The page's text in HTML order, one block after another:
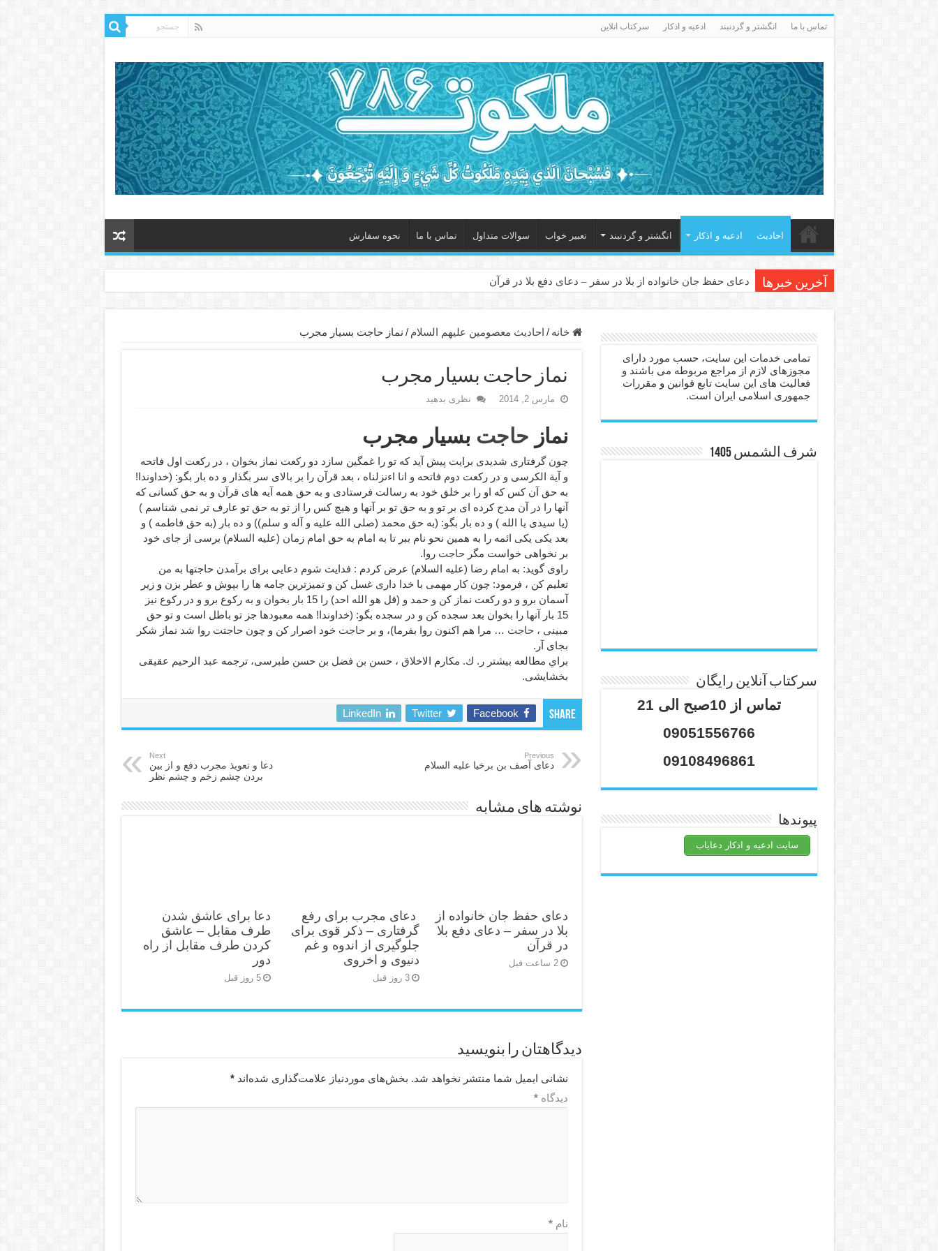
تماس با ما انگشتر و گردنبند ادعيه و اذكار سرکتاب انلاین
احاديث ادعيه و اذكار انگشتر و گردنبند تعبیر خواب سوالات متداول تماس با ما نحوه سفارش
آخرین خبرها دعای حفظ جان خانواده از بلا در سفر – دعای دفع بلا در قرآن
دعا برای عاشق شدن طرف مقابل – عاشق کردن طرف مقابل از راه دور
دعای حفظ جان عزیزان از بلا در سفر – دعا برای رفع حوادث بد روزانه
انواع ذکرهای الهی و خواص آن – مجرب ترین ذکرها برای برآوردن حاجات
دعای روزی و رفع فقر – دعای مجرب برای گشایش مالی و برکت در کار
دعای قوی برای حاجات دنیا و آخرت – حاجت روایی و رفع مشکلات
ختم سوره تکاثر برای جذب ثروت – خواص و برکات سوره تکاثر
دعا قدرت و توانمندی – دعا برای افزایش انرژی بدن و قدرت بازو
دعای ابودردا برای در امان ماندن از بلا – دعای ایمنی از سوختن
خانه / احاديث معصومين عليهم السلام / نماز حاجت بسيار مجرب
نماز حاجت بسيار مجرب
مارس 2, 2014 نظری بدهید
نماز حاجت بسيار مجرب
چون گرفتارى شديدى برايت پيش آيد كه تو را غمگين سازد دو ركعت نماز بخوان ، در ركعت اول فاتحه
و آية الكرسى و در ركعت دوم فاتحه و انا اءنزلناه ، بعد قرآن را بر بالاى سر بگذار و ده بار بگو: (خداوندا!
به حق آن كس كه او را بر خلق خود به رسالت فرستادى و به حق همه آيه هاى قرآن و به حق كسانى كه
آنها را در آن مدح كرده اى بر تو و به حق تو بر آنها و هيچ كس را از تو به حق تو عارف تر نمى شناسم )
(يا سيدى يا الله ) و ده بار بگو: (به حق محمد (صلى الله عليه و آله و سلم)) و ده بار (به حق فاطمه ) و
بعد يكى يكى ائمه را به همين نحو نام ببر تا به امام به حق امام زمان (عليه السلام) برسى از جاى خود
بر نخواهى خواست مگر حاجت روا.
راوى گويد: به امام رضا (عليه السلام) عرض كردم : فدايت شوم دعايى براى برآمدن حاجتها به من
تعليم كن ، فرمود: چون كار مهمى با خدا دارى غسل كن و تميزترين جامه ها را بپوش و عطر بزن و زير
آسمان برو و دو ركعت نماز كن و حمد و (قل هو الله احد) را 15 بار بخوان و به ركوع برو و در ركوع نيز
15 بار آنها را بخوان بعد سجده كن و در سجده بگو: (خداوندا! همه معبودها جز تو باطل است و تو حق
مبينى ، حاجت … مرا هم اكنون روا بفرما)، و بر حاجت خود اصرار كن و چون حاجتت روا شد نماز شكر
بجاى آر.
براي مطالعه بيشتر ر. ك. مكارم الاخلاق ، حسن بن فضل بن حسن طبرسى، ترجمه عبد الرحيم عقيقى
بخشايشى.
Share
Facebook
Twitter
LinkedIn
Previous
دعاى آصف بن برخيا عليه السلام‏
Next
دعا و تعويذ مجرب دفع و از بين
بردن چشم زخم و چشم نظر
نوشته های مشابه
دعای حفظ جان خانواده از
بلا در سفر – دعای دفع بلا
در قرآن
2 ساعت قبل
دعای مجرب برای رفع
گرفتاری – ذکر قوی برای
جلوگیری از اندوه و غم
دنیوی و اخروی
3 روز قبل
دعا برای عاشق شدن
طرف مقابل – عاشق
کردن طرف مقابل از راه
دور
5 روز قبل
دیدگاهتان را بنویسید
نشانی ایمیل شما منتشر نخواهد شد. بخش‌های موردنیاز علامت‌گذاری شده‌اند*
دیدگاه*
نام*
تمامی خدمات این سایت، حسب مورد دارای
مجوزهای لازم از مراجع مربوطه می باشند و
فعالیت های این سایت تابع قوانین و مقررات
جمهوری اسلامی ایران است.
شرف الشمس 1405
سرکتاب آنلاین رایگان
تماس از 10صبح الی 21
09051556766
09108496861
پیوندها
سایت ادعیه و اذکار دعایاب